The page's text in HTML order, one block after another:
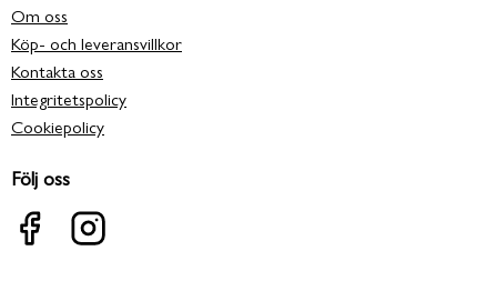
Om oss
Köp- och leveransvillkor
Kontakta oss
Integritetspolicy
Cookiepolicy
Följ oss